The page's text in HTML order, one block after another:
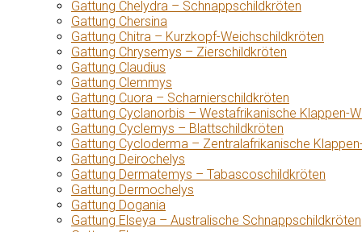
Gattung Chelydra – Schnappschildkröten
Gattung Chersina
Gattung Chitra – Kurzkopf-Weichschildkröten
Gattung Chrysemys – Zierschildkröten
Gattung Claudius
Gattung Clemmys
Gattung Cuora – Scharnierschildkröten
Gattung Cyclanorbis – Westafrikanische Klappen-
Gattung Cyclemys – Blattschildkröten
Gattung Cycloderma – Zentralafrikanische
Gattung Deirochelys
Gattung Dermatemys – Tabascoschildkröten
Gattung Dermochelys
Gattung Dogania
Gattung Elseya – Australische Schnappschildkröten